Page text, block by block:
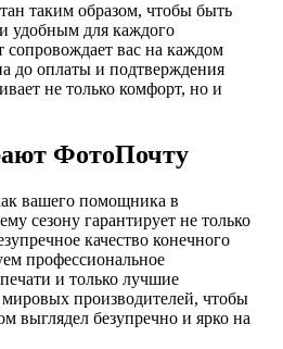
таким образом, чтобы быть
удобным для каждого
сопровождает вас на каждом
до оплаты и подтверждения
не только комфорт, но и
ФотоПочту
вашего помощника в
сезону гарантирует не только
качество конечного
профессиональное
и только лучшие
производителей, чтобы
выглядел безупречно и ярко на